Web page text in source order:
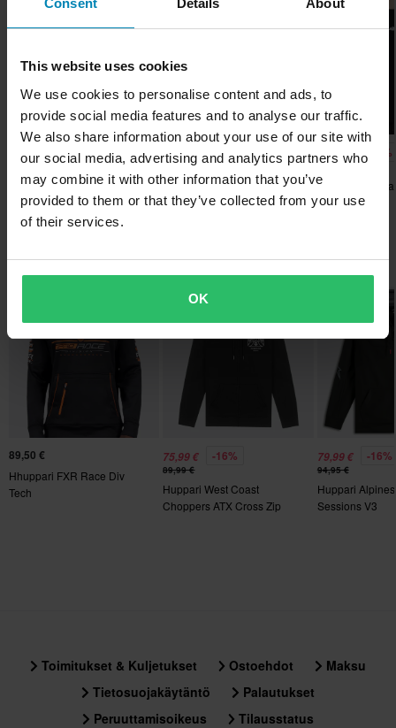
Consent Details About
This website uses cookies
We use cookies to personalise content and ads, to
provide social media features and to analyse our traffic.
We also share information about your use of our site with
our social media, advertising and analytics partners who
may combine it with other information that you’ve
provided to them or that they’ve collected from your use
of their services.
OK
• Suunniteltu Ruotsissa, valmistettu Portugalissa
Aikuinen
JETHWEAR
Materiaali
Ulkomateriaali
100% Puuvilla
Paketin mitat
XXL
185 x 285 x 95 mm
185 x 285 x 95 mm
285 x 370 x 35 mm
175 x 290 x 95 mm
XL
Pyrimme pitämään yllä parhaita hintoja, mutta jos löydät silti
Hintatakuumme on voimassa 14 päivän kuluessa ostoksestasi.
Ilmainen toimitus yli 150€ ostoksista*
Yli 150€ tilaukset ovat maksuttomia. *Tämä ei sisällä ylisuuria
tuotteita
60 päivän palautusoikeus*
Sinulla on oikeus palauttaa tilauksesi 60 päivän sisällä.
koske henkilökohtaisesti räätälöityjä tai tilauksesta valmistettuja
Lähetä
21,99 € -41%
36,99 €
T-Paita Jethwear Mountains
44,99 € -47%
84,99 €
Huppari Jethwear Tree Line
20,99 € -50%
41,99 €
T-Paita
Box
Suosikit kategoriassa Hupparit & Paidat
89,50 €
Hhuppari FXR Race Div
Tech
75,99 € -16%
89,99 €
Huppari West Coast
Choppers ATX Cross Zip
79,99 € -16%
94,95 €
Huppari
Sessions V3
Toimitukset & Kuljetukset Ostoehdot
Maksu
Tietosuojakäytäntö
Palautukset
Peruuttamisoikeus
Tilausstatus